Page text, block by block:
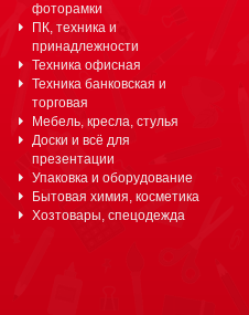
фоторамки
ПК, техника и
принадлежности
Техника офисная
Техника банковская и
торговая
Мебель, кресла, стулья
Доски и всё для
презентации
Упаковка и оборудование
Бытовая химия, косметика
Хозтовары, спецодежда